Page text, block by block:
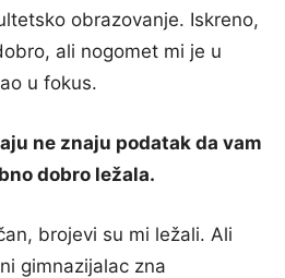
obrazovanje. Iskreno,
ali nogomet mi je u
u fokus.
ne znaju podatak da vam
dobro ležala.
brojevi su mi ležali. Ali
gimnazijalac zna